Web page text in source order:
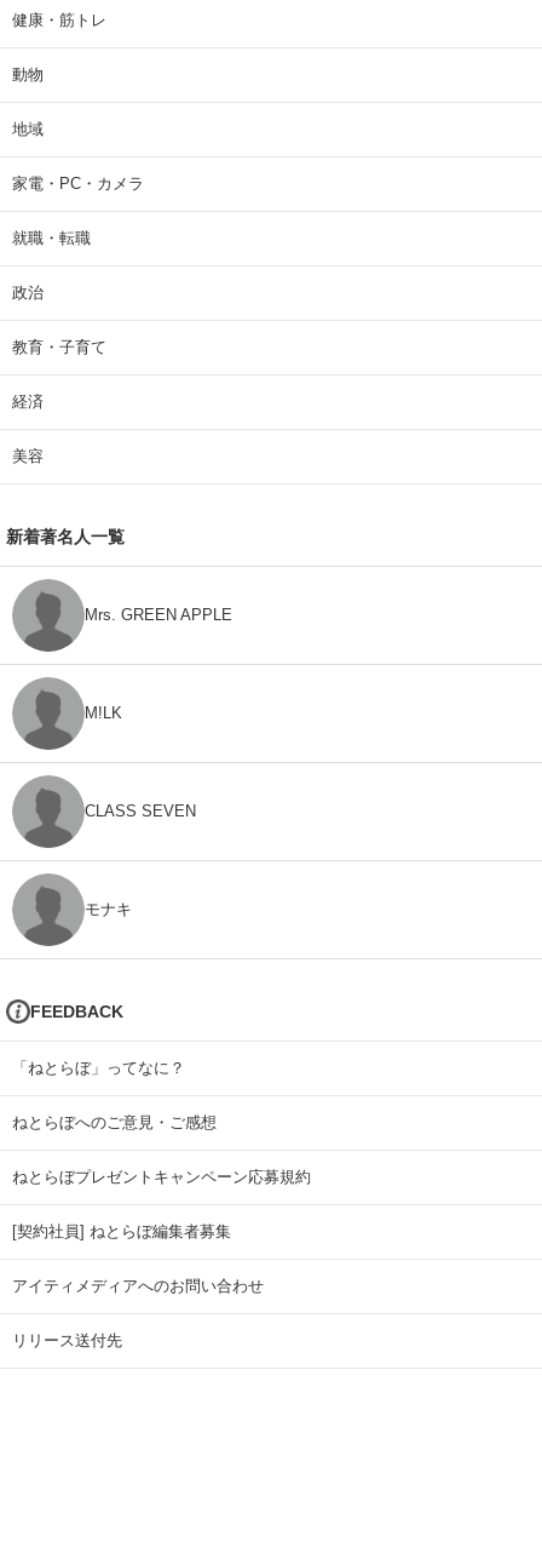
健康・筋トレ
動物
地域
家電・PC・カメラ
就職・転職
政治
教育・子育て
経済
美容
新着著名人一覧
Mrs. GREEN APPLE
M!LK
CLASS SEVEN
モナキ
FEEDBACK
「ねとらぼ」ってなに？
ねとらぼへのご意見・ご感想
ねとらぼプレゼントキャンペーン応募規約
[契約社員] ねとらぼ編集者募集
アイティメディアへのお問い合わせ
リリース送付先